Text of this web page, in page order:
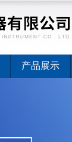
产品展示